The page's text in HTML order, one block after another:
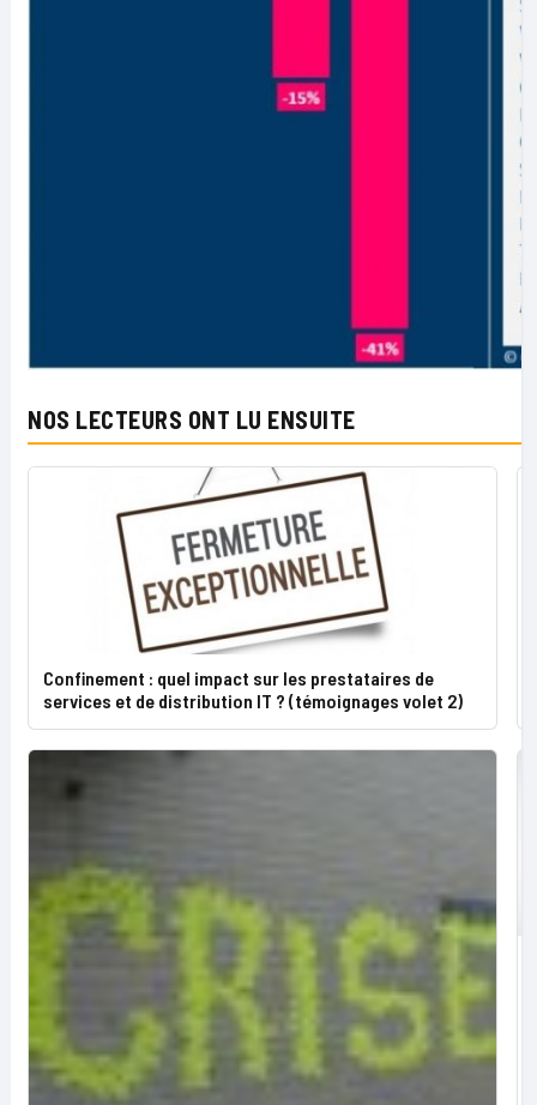
NOS LECTEURS ONT LU ENSUITE
Confinement : quel impact sur les prestataires de
services et de distribution IT ? (témoignages volet 2)